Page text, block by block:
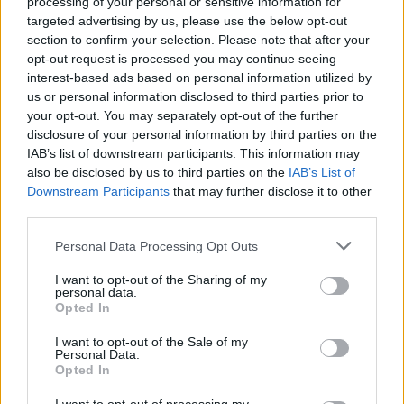
targeted advertising by us, please use the below opt-out
section to confirm your selection. Please note that after your
opt-out request is processed you may continue seeing
interest-based ads based on personal information utilized by
us or personal information disclosed to third parties prior to
your opt-out. You may separately opt-out of the further
disclosure of your personal information by third parties on the
IAB’s list of downstream participants. This information may
also be disclosed by us to third parties on the IAB’s List of
Downstream Participants that may further disclose it to other
Personal Data Processing Opt Outs
I want to opt-out of the Sharing of my
personal data.
Opted In
I want to opt-out of the Sale of my
Personal Data.
Opted In
нашиот одговор на глобалните барања за
енергетска трансформација и планот со кој
постепено ќе го замениме јагленот. Можам да
најавам дека веќе наредната недела,
компанијата ќе потпише Грант со Светска
Банка во износ од 2,4 милиони долари. Овие
средства се наменети директно за проектот за
гасна електрана „РЕК Битола 1“, која ќе се
гради во кругот на постојните
термоелектрани „Битола“- нагласи Узунчев за
МИА.
Посочи дека средствата од грантот ќе бидат
целосно насочени кон комплетна и детална
подготовка преку изработка на потребните
студии, подготовка на проектот и подготовка
на тендерската документација за изведба на
изградбата на новата гасна електрана РЕК